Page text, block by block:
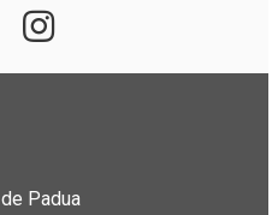
Padua